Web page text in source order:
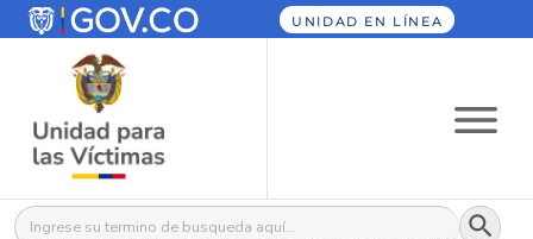
UNIDAD EN LÍNEA
Buscar: Botón